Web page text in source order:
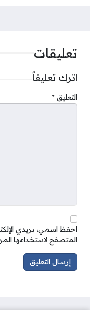
تعليقات
اترك تعليقاً
التعليق *
احفظ اسمي، بريدي
المتصفح لاستخدامها